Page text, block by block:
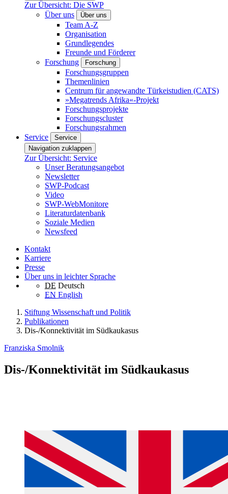
Zur Übersicht: Die SWP
Über uns
Über uns
Team A-Z
Organisation
Grundlegendes
Freunde und Förderer
Forschung
Forschung
Forschungsgruppen
Themenlinien
Centrum für angewandte Türkeistudien (CATS)
»Megatrends Afrika«-Projekt
Forschungsprojekte
Forschungscluster
Forschungsrahmen
Service
Service
Navigation zuklappen
Zur Übersicht: Service
Unser Beratungsangebot
Newsletter
SWP-Podcast
Video
SWP-WebMonitore
Literaturdatenbank
Soziale Medien
Newsfeed
Kontakt
Karriere
Presse
Über uns in leichter Sprache
DE Deutsch
EN English
Stiftung Wissenschaft und Politik
Publikationen
Dis-/Konnektivität im Südkaukasus
Franziska Smolnik
Dis-/Konnektivität im Südkaukasus